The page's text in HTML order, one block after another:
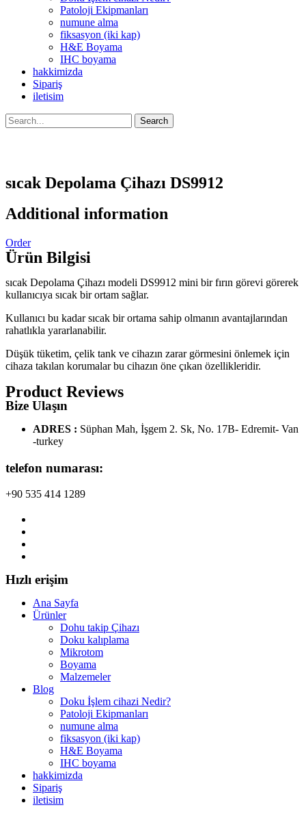
Patoloji Ekipmanları
numune alma
fiksasyon (iki kap)
H&E Boyama
IHC boyama
hakkimizda
Sipariş
iletisim
Search
sıcak Depolama Çihazı DS9912
Additional information
Order
Ürün Bilgisi
sıcak Depolama Çihazı modeli DS9912 mini bir fırın görevi görerek
kullanıcıya sıcak bir ortam sağlar.
Kullanıcı bu kadar sıcak bir ortama sahip olmanın avantajlarından
rahatlıkla yararlanabilir.
Düşük tüketim, çelik tank ve cihazın zarar görmesini önlemek için
cihaza takılan korumalar bu cihazın öne çıkan özellikleridir.
Product Reviews
Bize Ulaşın
ADRES : Süphan Mah, İşgem 2. Sk, No. 17B- Edremit- Van
-turkey
telefon numarası:
+90 535 414 1289
Hızlı erişim
Ana Sayfa
Ürünler
Dohu takip Çihazı
Doku kalıplama
Mikrotom
Boyama
Malzemeler
Blog
Doku İşlem cihazi Nedir?
Patoloji Ekipmanları
numune alma
fiksasyon (iki kap)
H&E Boyama
IHC boyama
hakkimizda
Sipariş
iletisim